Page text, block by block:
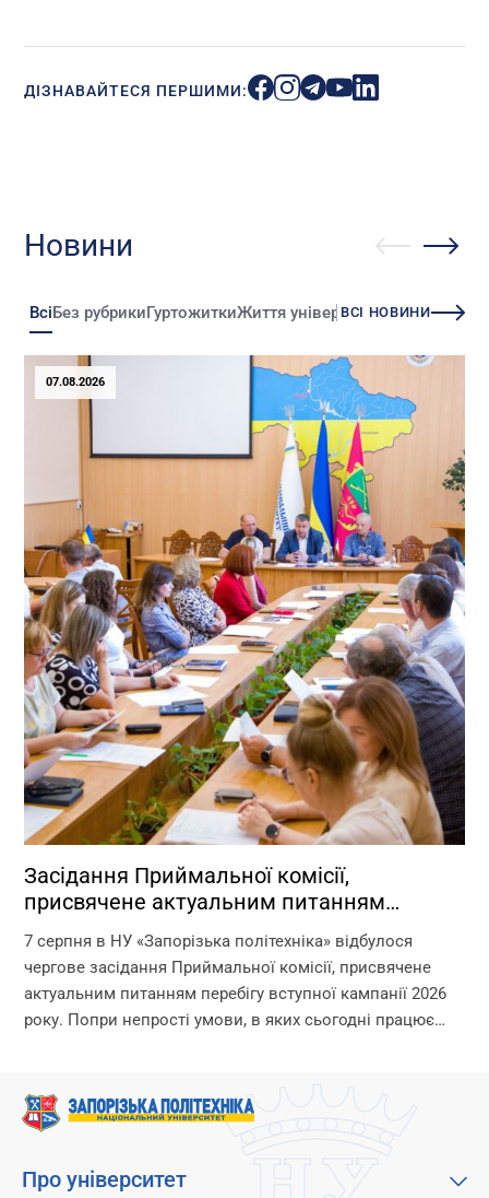
ДІЗНАВАЙТЕСЯ ПЕРШИМИ:
Новини
ВсіБез рубрикиГуртожиткиЖиття університетуЗміни
ВСІ НОВИНИ
07.08.2026
Засідання Приймальної комісії,
присвячене актуальним питанням
перебігу вступної кампанії 2026 року
7 серпня в НУ «Запорізька політехніка» відбулося
чергове засідання Приймальної комісії, присвячене
актуальним питанням перебігу вступної кампанії 2026
року. Попри непрості умови, в яких сьогодні працює
Про університет